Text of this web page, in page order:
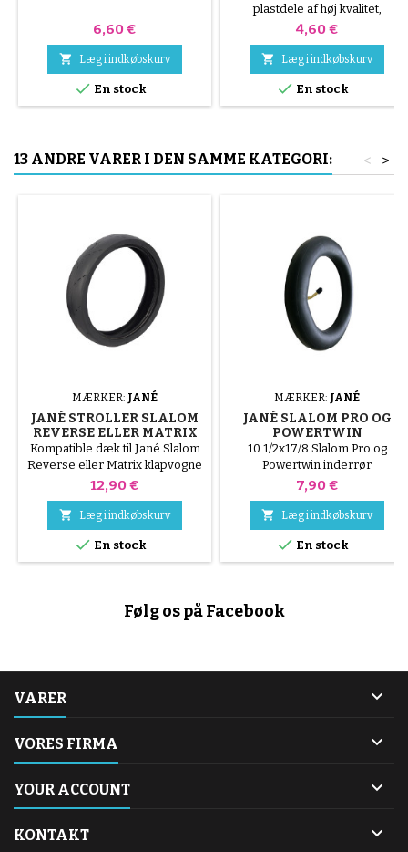
Pris
6,60 €
 Læg i indkøbskurv
 En stock
plastdele af høj kvalitet,
tilfældige farver, sort, rød, grøn,
grå ) Dækket monteres i
hånden, uden værktøj, for at
undgå at punktere slangen.
Pris
4,60 €
 Læg i indkøbskurv
 En stock
13 ANDRE VARER I DEN SAMME KATEGORI: >
<
MÆRKER: JANÉ
JANÉ STROLLER SLALOM
REVERSE ELLER MATRIX
TIRE
Kompatible dæk til Jané Slalom
Reverse eller Matrix klapvogne
- 270x47-203
Pris
12,90 €
 Læg i indkøbskurv
 En stock
MÆRKER: JANÉ
JANÉ SLALOM PRO OG
POWERTWIN
KLAPVOGNS INDERRØR
10 1/2x17/8 Slalom Pro og
Powertwin inderrør
Pris
7,90 €
 Læg i indkøbskurv
 En stock
Følg os på Facebook
VARER 
VORES FIRMA 
YOUR ACCOUNT 
KONTAKT 